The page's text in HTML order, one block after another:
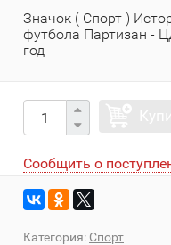
Значок ( Спорт )
футбола Партизан -
год
Сообщить о
Категория: Спорт